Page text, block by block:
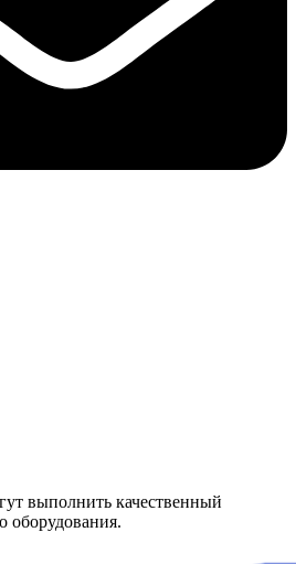
выполнить качественный
оборудования.